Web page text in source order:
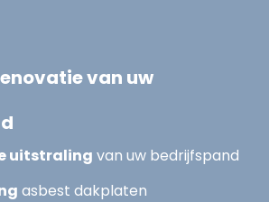
van uw
uitstraling van uw bedrijfspand
asbest dakplaten